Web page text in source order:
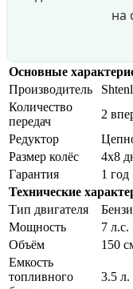
на
Основные
Производитель
Количество
передач
2
Редуктор
Размер колёс
4x8
Гарантия
1 год
Технические
Тип двигателя
Мощность
7 л.с.
Объём
150
Емкость
топливного
3.5 л.